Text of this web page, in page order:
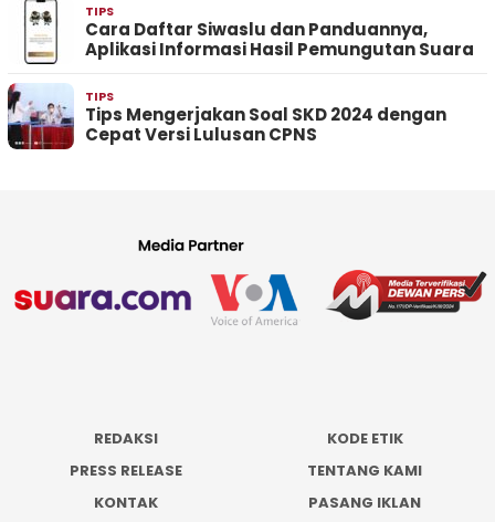
TIPS
Cara Daftar Siwaslu dan Panduannya,
Aplikasi Informasi Hasil Pemungutan Suara
TIPS
Tips Mengerjakan Soal SKD 2024 dengan
Cepat Versi Lulusan CPNS
REDAKSI
KODE ETIK
PRESS RELEASE
TENTANG KAMI
KONTAK
PASANG IKLAN